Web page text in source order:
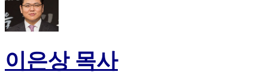
이은상 목사